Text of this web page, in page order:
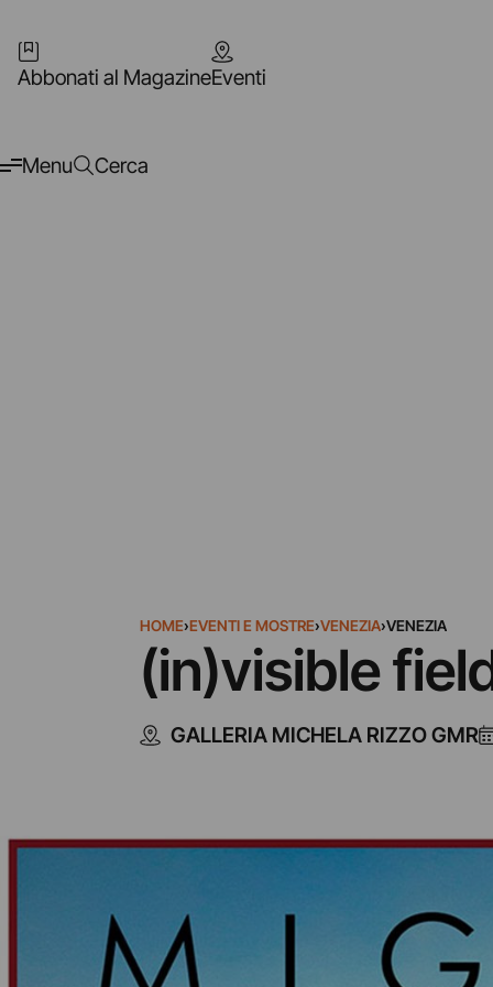
Abbonati al MagazineEventi
Menu Cerca
HOME›EVENTI E MOSTRE›VENEZIA›VENEZIA
(in)visible
GALLERIA MICHELA RIZZO GMR